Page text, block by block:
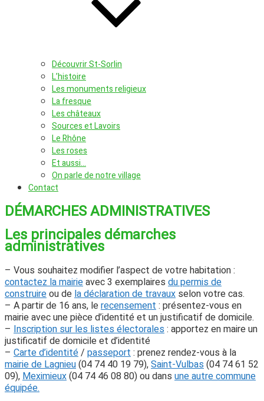
Découvrir St-Sorlin
L’histoire
Les monuments religieux
La fresque
Les châteaux
Sources et Lavoirs
Le Rhône
Les roses
Et aussi…
On parle de notre village
Contact
DÉMARCHES ADMINISTRATIVES
Les principales démarches
administratives
– Vous souhaitez modifier l’aspect de votre habitation :
contactez la mairieavec 3 exemplaires du permis de
construireou de la déclaration de travaux selon votre cas.
– A partir de 16 ans, lerecensement : présentez-vous en
mairie avec une pièce d’identité et un justificatif de domicile.
– Inscription sur les listes électorales : apportez en maire un
justificatif de domicile et d’identité
– Carte d’identité/ passeport : prenez rendez-vous à la
mairie de Lagnieu(04 74 40 19 79),Saint-Vulbas (04 74 61 52
09), Meximieux(04 74 46 08 80) ou dans une autre commune
équipée.